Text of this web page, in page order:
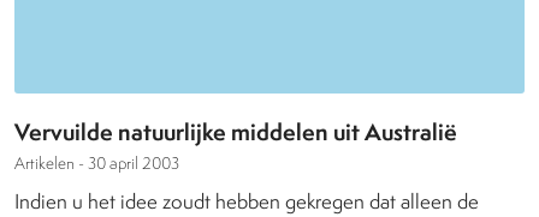
Vervuilde natuurlijke middelen uit Australië
Artikelen - 30 april 2003
Indien u het idee zoudt hebben gekregen dat alleen de